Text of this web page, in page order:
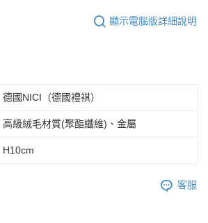
顯示電腦版詳細說明
德國NICI（德國禮祺）
高級絨毛材質(聚酯纖維)、金屬
H10cm
客服